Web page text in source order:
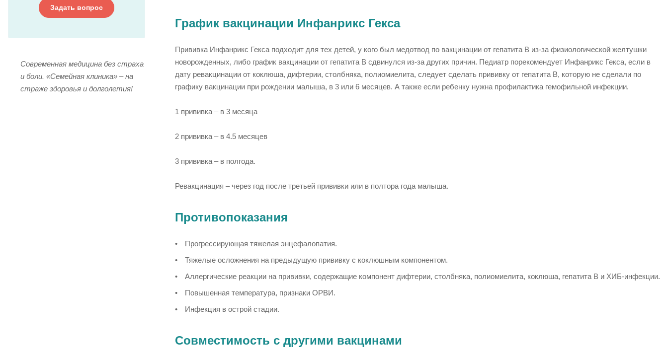
Задать вопрос
Современная медицина без страха
и боли. «Семейная клиника» – на
страже здоровья и долголетия!
График вакцинации Инфанрикс Гекса
Прививка Инфанрикс Гекса подходит для тех детей, у кого был медотвод по вакцинации от гепатита B из-за физиологической желтушки
новорожденных, либо график вакцинации от гепатита B сдвинулся из-за других причин. Педиатр порекомендует Инфанрикс Гекса, если в
дату ревакцинации от коклюша, дифтерии, столбняка, полиомиелита, следует сделать прививку от гепатита В, которую не сделали по
графику вакцинации при рождении малыша, в 3 или 6 месяцев. А также если ребенку нужна профилактика гемофильной инфекции.
1 прививка – в 3 месяца
2 прививка – в 4.5 месяцев
3 прививка – в полгода.
Ревакцинация – через год после третьей прививки или в полтора года малыша.
Противопоказания
Прогрессирующая тяжелая энцефалопатия.
Тяжелые осложнения на предыдущую прививку с коклюшным компонентом.
Аллергические реакции на прививки, содержащие компонент дифтерии, столбняка, полиомиелита, коклюша, гепатита B и ХИБ-инфекции.
Повышенная температура, признаки ОРВИ.
Инфекция в острой стадии.
Совместимость с другими вакцинами